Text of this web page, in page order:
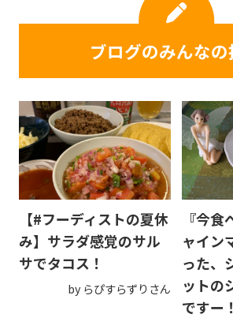
ブログのみんなの
【#フーディストの夏休
み】サラダ感覚のサル
サでタコス！
by らぴすらずりさん
『今
ャイン
った、
ットの
ですー